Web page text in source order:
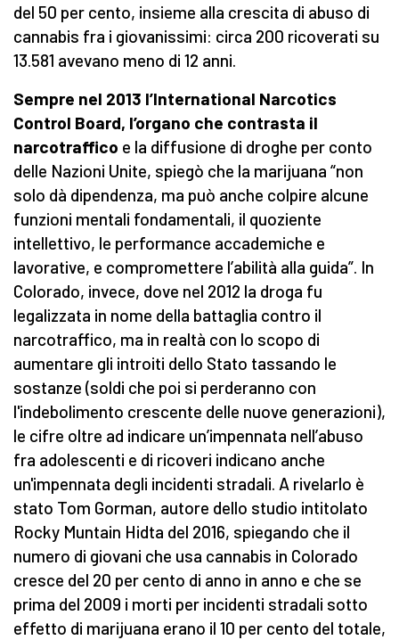
del 50 per cento, insieme alla crescita di abuso di
cannabis fra i giovanissimi: circa 200 ricoverati su
13.581 avevano meno di 12 anni.
Sempre nel 2013 l’International Narcotics
Control Board, l’organo che contrasta il
narcotraffico e la diffusione di droghe per conto
delle Nazioni Unite, spiegò che la marijuana “non
solo dà dipendenza, ma può anche colpire alcune
funzioni mentali fondamentali, il quoziente
intellettivo, le performance accademiche e
lavorative, e compromettere l’abilità alla guida”. In
Colorado, invece, dove nel 2012 la droga fu
legalizzata in nome della battaglia contro il
narcotraffico, ma in realtà con lo scopo di
aumentare gli introiti dello Stato tassando le
sostanze (soldi che poi si perderanno con
l'indebolimento crescente delle nuove generazioni),
le cifre oltre ad indicare un’impennata nell’abuso
fra adolescenti e di ricoveri indicano anche
un'impennata degli incidenti stradali. A rivelarlo è
stato Tom Gorman, autore dello studio intitolato
Rocky Muntain Hidta del 2016, spiegando che il
numero di giovani che usa cannabis in Colorado
cresce del 20 per cento di anno in anno e che se
prima del 2009 i morti per incidenti stradali sotto
effetto di marijuana erano il 10 per cento del totale,